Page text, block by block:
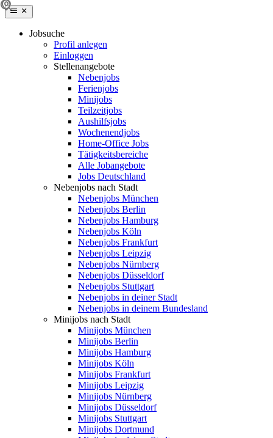
Jobsuche
Profil anlegen
Einloggen
Stellenangebote
Nebenjobs
Ferienjobs
Minijobs
Teilzeitjobs
Aushilfsjobs
Wochenendjobs
Home-Office Jobs
Tätigkeitsbereiche
Alle Jobangebote
Jobs Deutschland
Nebenjobs nach Stadt
Nebenjobs München
Nebenjobs Berlin
Nebenjobs Hamburg
Nebenjobs Köln
Nebenjobs Frankfurt
Nebenjobs Leipzig
Nebenjobs Nürnberg
Nebenjobs Düsseldorf
Nebenjobs Stuttgart
Nebenjobs in deiner Stadt
Nebenjobs in deinem Bundesland
Minijobs nach Stadt
Minijobs München
Minijobs Berlin
Minijobs Hamburg
Minijobs Köln
Minijobs Frankfurt
Minijobs Leipzig
Minijobs Nürnberg
Minijobs Düsseldorf
Minijobs Stuttgart
Minijobs Dortmund